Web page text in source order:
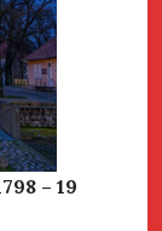
– 19